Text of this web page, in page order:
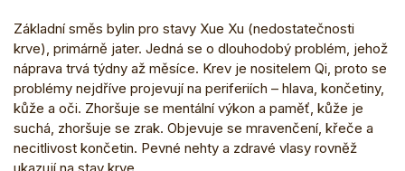
Základní směs bylin pro stavy Xue Xu (nedostatečnosti
krve), primárně jater. Jedná se o dlouhodobý problém, jehož
náprava trvá týdny až měsíce. Krev je nositelem Qi, proto se
problémy nejdříve projevují na periferiích – hlava, končetiny,
kůže a oči. Zhoršuje se mentální výkon a paměť, kůže je
suchá, zhoršuje se zrak. Objevuje se mravenčení, křeče a
necitlivost končetin. Pevné nehty a zdravé vlasy rovněž